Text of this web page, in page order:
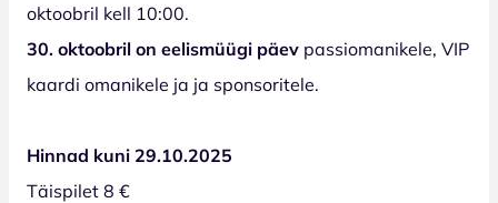
oktoobril kell 10:00.
30. oktoobril on eelismüügi päev passiomanikele, VIP
kaardi omanikele ja ja sponsoritele.
Hinnad kuni 29.10.2025
Täispilet 8 €